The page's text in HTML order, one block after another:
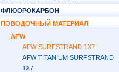
ФЛЮОРОКАРБОН
ПОВОДОЧНЫЙ МАТЕРИАЛ
AFW
AFW SURFSTRAND 1X7
AFW TITANIUM SURFSTRAND
1X7